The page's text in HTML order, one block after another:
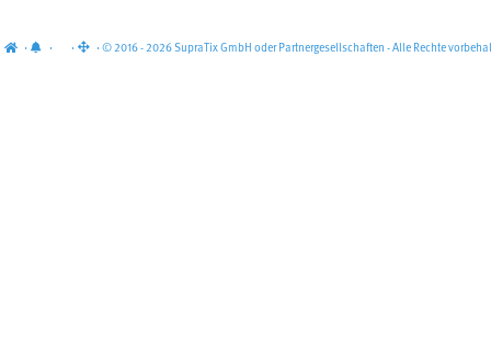
· · · · © 2016 - 2026 SupraTix GmbH oder Partnergesellschaften - Alle Rechte